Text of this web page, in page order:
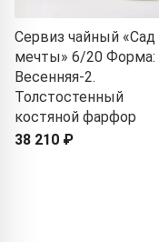
Сервиз чайный «Сад
мечты» 6/20 Форма:
Весенняя-2.
Толстостенный
костяной фарфор
38 210 ₽